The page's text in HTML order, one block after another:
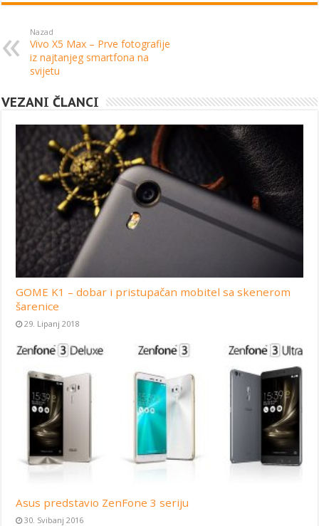
Nazad
Vivo X5 Max – Prve fotografije
iz najtanjeg smartfona na
svijetu
VEZANI ČLANCI
GOME K1 – dobar i pristupačan mobitel sa skenerom
šarenice
29. Lipanj 2018
Asus predstavio ZenFone 3 seriju
30. Svibanj 2016